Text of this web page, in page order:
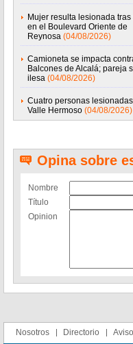
Mujer resulta lesionada
en el Boulevard Oriente de
Reynosa (04/08/2026)
Camioneta se impacta
Balcones de Alcalá; pareja
ilesa (04/08/2026)
Cuatro personas
Valle Hermoso (04/08/2026)
Opina sobre
Nombre
Título
Opinion
Nosotros Directorio